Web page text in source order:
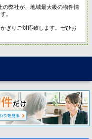
の弊社が、地域最大級の物件情
。
かぎりご対応致します。ぜひお